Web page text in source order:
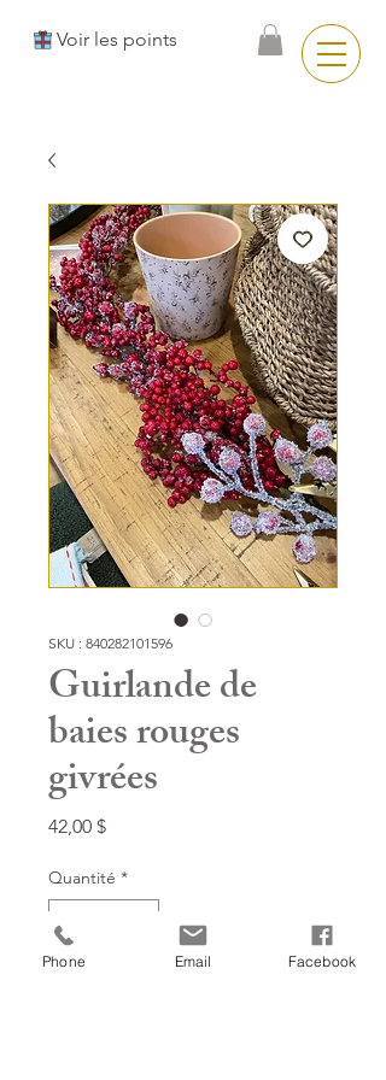
Voir les points
SKU : 840282101596
Guirlande de
baies rouges
givrées
42,00 $Prix
Quantité *
Phone Email Facebook